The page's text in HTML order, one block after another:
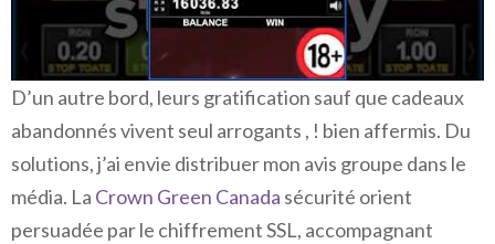
D’un autre bord, leurs gratification sauf que cadeaux
abandonnés vivent seul arrogants , ! bien affermis. Du
solutions, j’ai envie distribuer mon avis groupe dans le
média. La Crown Green Canada sécurité orient
persuadée par le chiffrement SSL, accompagnant